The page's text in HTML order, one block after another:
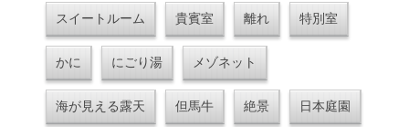
スイートルーム 貴賓室 離れ 特別室
かに にごり湯 メゾネット
海が見える露天 但馬牛 絶景 日本庭園